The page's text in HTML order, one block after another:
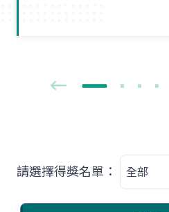
請選擇得獎名單：